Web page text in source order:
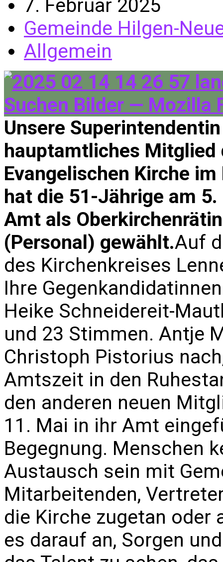
7. Februar 2025
Gemeinde Hilgen-
Allgemein
Unsere
hauptamtliches Mitglied
Evangelischen Kirche im
hat die 51-Jährige am
Amt als
(Personal) gewählt.Auf
des Kirchenkreises
Ihre
Heike Schneidereit-
und 23 Stimmen. Antje
Christoph Pistorius
Amtszeit in den
den anderen neuen
11. Mai in ihr Amt
Begegnung. Menschen
Austausch sein mit
Mitarbeitenden,
die Kirche zugetan
es darauf an, Sorgen